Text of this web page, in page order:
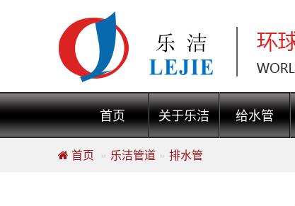
首页 关于乐洁 给水管
首页 乐洁管道 排水管